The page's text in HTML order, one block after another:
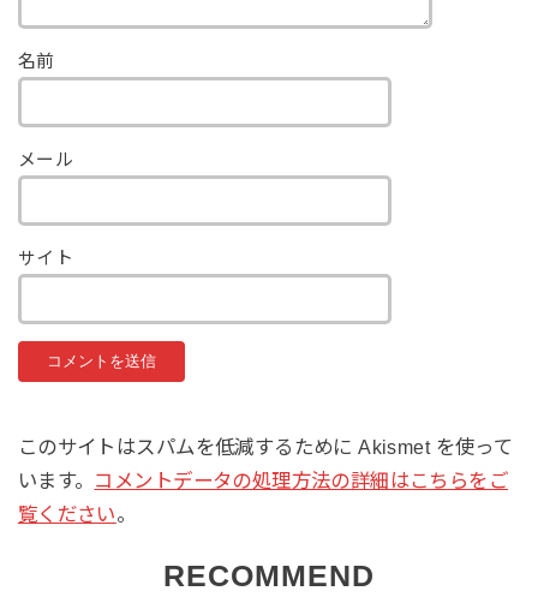
名前
メール
サイト
このサイトはスパムを低減するために Akismet を使って
います。 コメントデータの処理方法の詳細はこちらをご
覧ください。
RECOMMEND